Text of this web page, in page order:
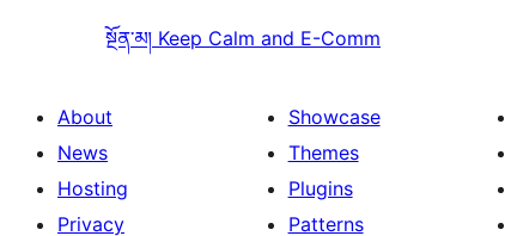
སྔོན་མ། Keep Calm and E-Comm
About
News
Hosting
Privacy
Showcase
Themes
Plugins
Patterns